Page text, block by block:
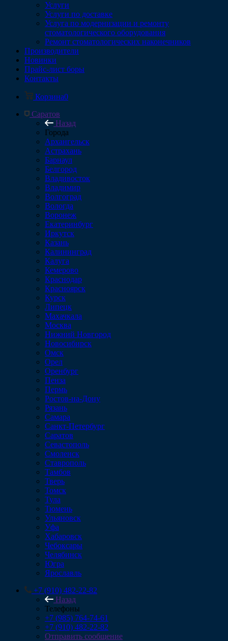
Услуги
Услуги по доставке
Услуга по модернизации и ремонту
стоматологического оборудования
Ремонт стоматологических наконечников
Производители
Новинки
Прайс-лист боры
Контакты
Корзина0
Саратов
Назад
Города
Архангельск
Астрахань
Барнаул
Белгород
Владивосток
Владимир
Волгоград
Вологда
Воронеж
Екатеринбург
Иркутск
Казань
Калининград
Калуга
Кемерово
Краснодар
Красноярск
Курск
Липецк
Махачкала
Москва
Нижний Новгород
Новосибирск
Омск
Орел
Оренбург
Пенза
Пермь
Ростов-на-Дону
Рязань
Самара
Санкт-Петербург
Саратов
Севастополь
Смоленск
Ставрополь
Тамбов
Тверь
Томск
Тула
Тюмень
Ульяновск
Уфа
Хабаровск
Чебоксары
Челябинск
Югра
Ярославль
+7 (910) 482-22-82
Назад
Телефоны
+7 (985) 764-74-61
+7 (910) 482-22-82
Отправить сообщение